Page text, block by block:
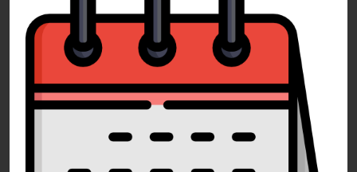
DODÁNÍ DO 4 PRACOVNÍCH DNÍ